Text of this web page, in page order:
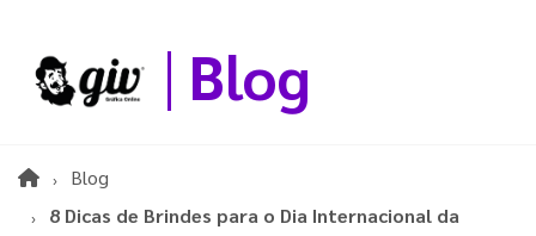
Blog
Blog
8 Dicas de Brindes para o Dia Internacional da